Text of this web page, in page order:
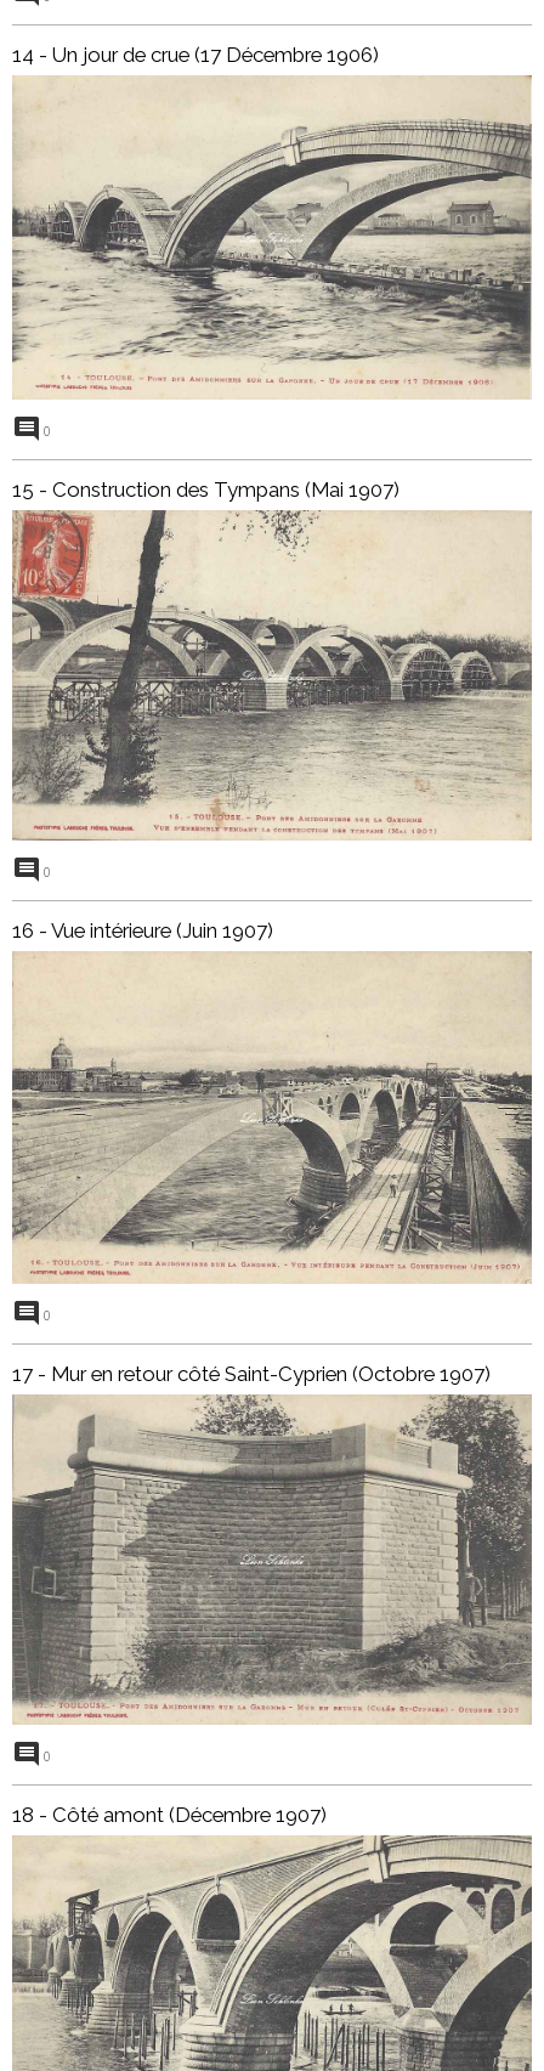
14 - Un jour de crue (17 Décembre 1906)
0
15 - Construction des Tympans (Mai 1907)
0
16 - Vue intérieure (Juin 1907)
0
17 - Mur en retour côté Saint-Cyprien (Octobre 1907)
0
18 - Côté amont (Décembre 1907)